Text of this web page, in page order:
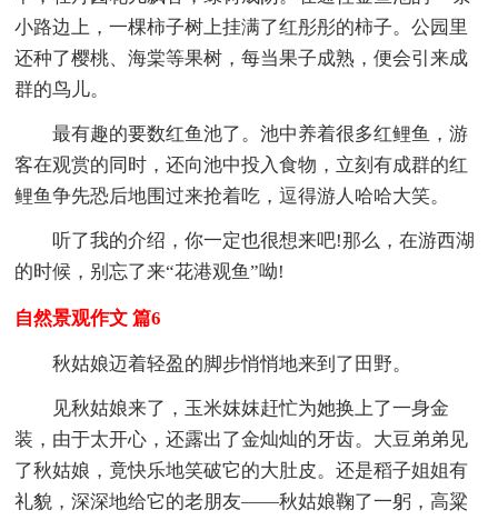
小路边上，一棵柿子树上挂满了红彤彤的柿子。公园里
还种了樱桃、海棠等果树，每当果子成熟，便会引来成
群的鸟儿。
最有趣的要数红鱼池了。池中养着很多红鲤鱼，游
客在观赏的同时，还向池中投入食物，立刻有成群的红
鲤鱼争先恐后地围过来抢着吃，逗得游人哈哈大笑。
听了我的介绍，你一定也很想来吧!那么，在游西湖
的时候，别忘了来“花港观鱼”呦!
自然景观作文 篇6
秋姑娘迈着轻盈的脚步悄悄地来到了田野。
见秋姑娘来了，玉米妺妺赶忙为她换上了一身金
装，由于太开心，还露出了金灿灿的牙齿。大豆弟弟见
了秋姑娘，竟快乐地笑破它的大肚皮。还是稻子姐姐有
礼貌，深深地给它的老朋友——秋姑娘鞠了一躬，高粱